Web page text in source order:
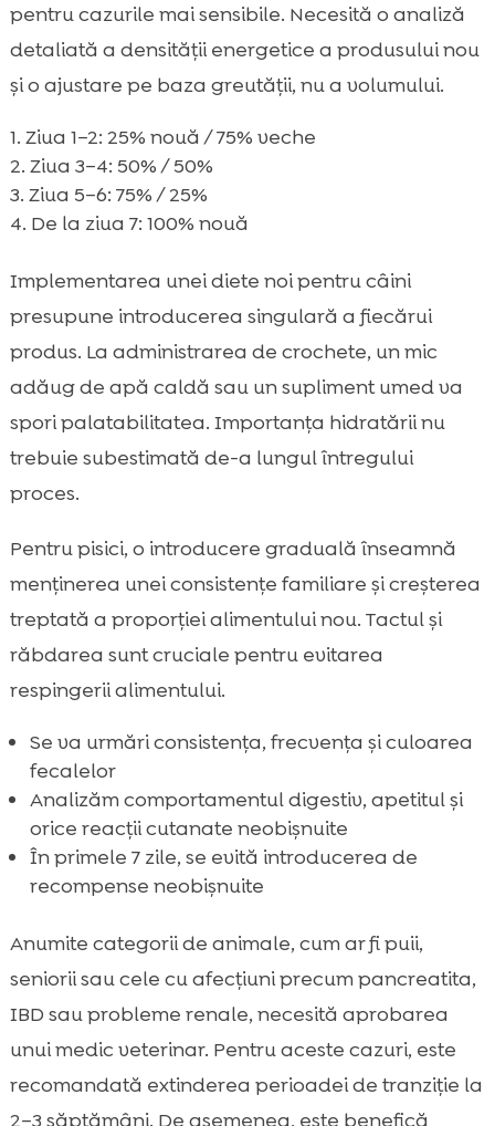
pentru cazurile mai sensibile. Necesită o analiză
detaliată a densității energetice a produsului nou
și o ajustare pe baza greutății, nu a volumului.
Ziua 1–2: 25% nouă / 75% veche
Ziua 3–4: 50% / 50%
Ziua 5–6: 75% / 25%
De la ziua 7: 100% nouă
Implementarea unei diete noi pentru câini
presupune introducerea singulară a fiecărui
produs. La administrarea de crochete, un mic
adăug de apă caldă sau un supliment umed va
spori palatabilitatea. Importanța hidratării nu
trebuie subestimată de-a lungul întregului
proces.
Pentru pisici, o introducere graduală înseamnă
menținerea unei consistențe familiare și creșterea
treptată a proporției alimentului nou. Tactul și
răbdarea sunt cruciale pentru evitarea
respingerii alimentului.
Se va urmări consistența, frecvența și culoarea
fecalelor
Analizăm comportamentul digestiv, apetitul și
orice reacții cutanate neobișnuite
În primele 7 zile, se evită introducerea de
recompense neobișnuite
Anumite categorii de animale, cum ar fi puii,
seniorii sau cele cu afecțiuni precum pancreatita,
IBD sau probleme renale, necesită aprobarea
unui medic veterinar. Pentru aceste cazuri, este
recomandată extinderea perioadei de tranziție la
2–3 săptămâni. De asemenea, este benefică